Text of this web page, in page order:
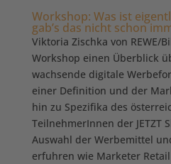
Workshop: Was ist
gab’s das nicht schon
Viktoria Zischka von REWE/
Workshop einen Überblick
wachsende digitale
einer Definition und der
hin zu Spezifika des
TeilnehmerInnen der JETZT
Auswahl der Werbemittel
erfuhren wie Marketer